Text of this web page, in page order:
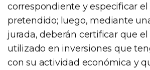
correspondiente y especificar
pretendido; luego, mediante
jurada, deberán certificar que el
utilizado en inversiones que
con su actividad económica y